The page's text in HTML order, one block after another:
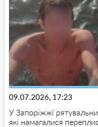
09.07.2026, 17:23
У Запоріжжі
які намагалися